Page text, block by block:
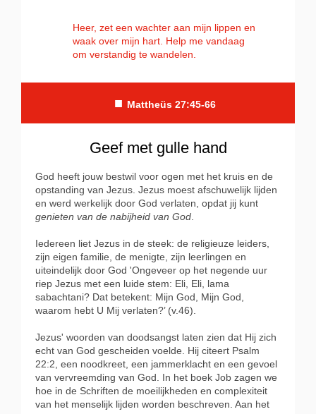
Heer, zet een wachter aan mijn lippen en
waak over mijn hart. Help me vandaag
om verstandig te wandelen.
■ Mattheüs 27:45-66
Geef met gulle hand
God heeft jouw bestwil voor ogen met het kruis en de
opstanding van Jezus. Jezus moest afschuwelijk lijden
en werd werkelijk door God verlaten, opdat jij kunt
genieten van de nabijheid van God.
Iedereen liet Jezus in de steek: de religieuze leiders,
zijn eigen familie, de menigte, zijn leerlingen en
uiteindelijk door God 'Ongeveer op het negende uur
riep Jezus met een luide stem: Eli, Eli, lama
sabachtani? Dat betekent: Mijn God, Mijn God,
waarom hebt U Mij verlaten?’ (v.46).
Jezus' woorden van doodsangst laten zien dat Hij zich
echt van God gescheiden voelde. Hij citeert Psalm
22:2, een noodkreet, een jammerklacht en een gevoel
van vervreemding van God. In het boek Job zagen we
hoe in de Schriften de moeilijkheden en complexiteit
van het menselijk lijden worden beschreven. Aan het